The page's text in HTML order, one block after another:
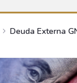
Deuda Externa